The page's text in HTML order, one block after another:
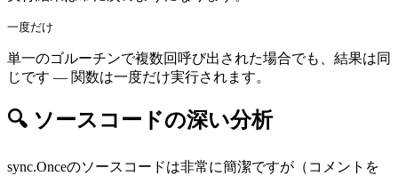
単一のゴルーチンで複数回呼び出された場合でも、結果は同
じです — 関数は一度だけ実行されます。
🔍 ソースコードの深い分析
sync.Onceのソースコードは非常に簡潔ですが（コメントを